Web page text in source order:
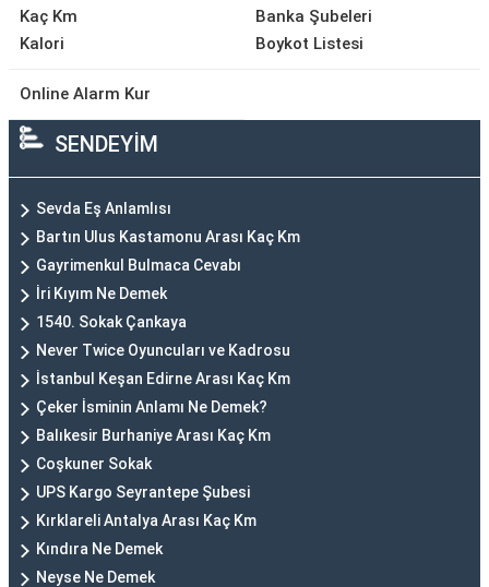
Kaç Km
Kalori
Banka Şubeleri
Boykot Listesi
Online Alarm Kur
SENDEYİM
Sevda Eş Anlamlısı
Bartın Ulus Kastamonu Arası Kaç Km
Gayrimenkul Bulmaca Cevabı
İri Kıyım Ne Demek
1540. Sokak Çankaya
Never Twice Oyuncuları ve Kadrosu
İstanbul Keşan Edirne Arası Kaç Km
Çeker İsminin Anlamı Ne Demek?
Balıkesir Burhaniye Arası Kaç Km
Coşkuner Sokak
UPS Kargo Seyrantepe Şubesi
Kırklareli Antalya Arası Kaç Km
Kındıra Ne Demek
Neyse Ne Demek